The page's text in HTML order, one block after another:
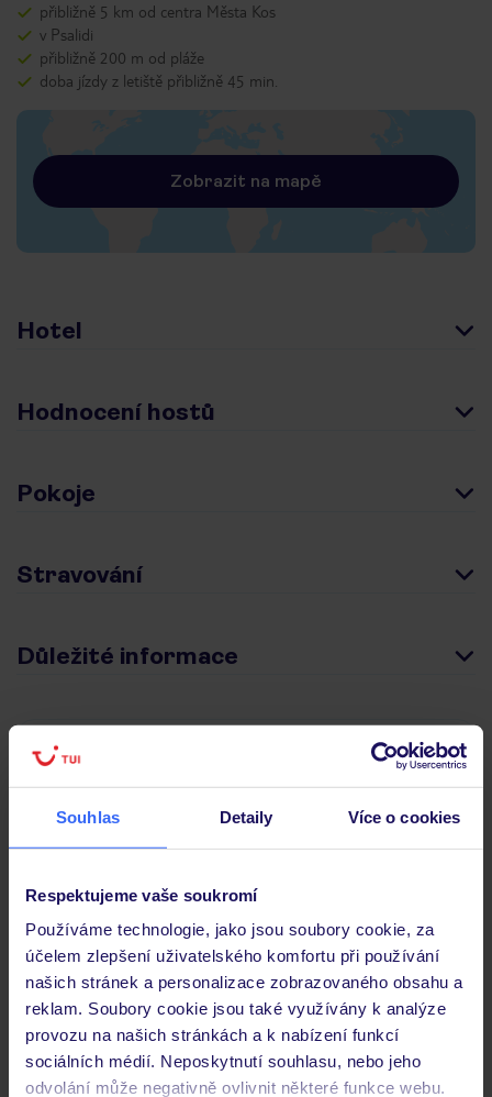
Souhlas Detaily Více o cookies
Respektujeme vaše soukromí
Používáme technologie, jako jsou soubory cookie, za
účelem zlepšení uživatelského komfortu při používání
našich stránek a personalizace zobrazovaného obsahu a
reklam. Soubory cookie jsou také využívány k analýze
provozu na našich stránkách a k nabízení funkcí
sociálních médií. Neposkytnutí souhlasu, nebo jeho
odvolání může negativně ovlivnit některé funkce webu.
přibližně 5 km od centra Města Kos
v Psalidi
přibližně 200 m od pláže
doba jízdy z letiště přibližně 45 min.
Zobrazit na mapě
Hotel
Hodnocení hostů
Pokoje
Stravování
Důležité informace
Často kladené otázky
Jaké doklady jsou potřebné při cestování?
Budeme ubytováni ihned po příjezdu do hotelu?
Zobrazit další
Objevte další hotely v okolí